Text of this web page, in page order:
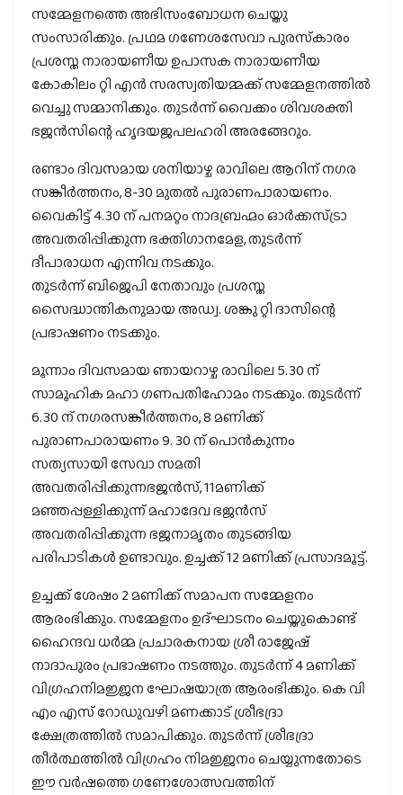
സമ്മേളനത്തെ അഭിസംബോധന ചെയ്തു
സംസാരിക്കും. പ്രഥമ ഗണേശസേവാ പുരസ്‌കാരം
പ്രശസ്ത നാരായണീയ ഉപാസക നാരായണീയ
കോകിലം റ്റി എൻ സരസ്വതിയമ്മക്ക് സമ്മേളനത്തിൽ
വെച്ചു സമ്മാനിക്കും. തുടർന്ന് വൈക്കം ശിവശക്തി
ഭജൻസിന്റെ ഹൃദയജപലഹരി അരങ്ങേറും.
രണ്ടാം ദിവസമായ ശനിയാഴ്ച രാവിലെ ആറിന് നഗര
സങ്കീർത്തനം, 8-30 മുതൽ പുരാണപാരായണം.
വൈകിട്ട് 4.30 ന് പനമറ്റം നാദബ്രഹ്മം ഓർക്കസ്ട്രാ
അവതരിപ്പിക്കുന്ന ഭക്തിഗാനമേള, തുടർന്ന്
ദീപാരാധന എന്നിവ നടക്കും.
തുടർന്ന് ബിജെപി നേതാവും പ്രശസ്ത
സൈദ്ധാന്തികനുമായ അഡ്വ. ശങ്കു റ്റി ദാസിന്റെ
പ്രഭാഷണം നടക്കും.
മൂന്നാം ദിവസമായ ഞായറാഴ്ച രാവിലെ 5.30 ന്
സാമൂഹിക മഹാ ഗണപതിഹോമം നടക്കും. തുടർന്ന്
6.30 ന് നഗരസങ്കീർത്തനം, 8 മണിക്ക്
പുരാണപാരായണം 9. 30 ന് പൊൻകുന്നം
സത്യസായി സേവാ സമതി
അവതരിപ്പിക്കുന്നഭജൻസ്, 11മണിക്ക്
മഞ്ഞപ്പള്ളിക്കുന്ന് മഹാദേവ ഭജൻസ്
അവതരിപ്പിക്കുന്ന ഭജനാമൃതം തുടങ്ങിയ
പരിപാടികൾ ഉണ്ടാവും. ഉച്ചക്ക് 12 മണിക്ക് പ്രസാദമൂട്ട്.
ഉച്ചക്ക് ശേഷം 2 മണിക്ക് സമാപന സമ്മേളനം
ആരംഭിക്കും. സമ്മേളനം ഉദ്ഘാടനം ചെയ്തുകൊണ്ട്
ഹൈന്ദവ ധർമ്മ പ്രചാരകനായ ശ്രീ രാജേഷ്
നാദാപുരം പ്രഭാഷണം നടത്തും. തുടർന്ന് 4 മണിക്ക്
വിഗ്രഹനിമജ്ജന ഘോഷയാത്ര ആരംഭിക്കും. കെ വി
എം എസ് റോഡുവഴി മണക്കാട് ശ്രീഭദ്രാ
ക്ഷേത്രത്തിൽ സമാപിക്കും. തുടർന്ന് ശ്രീഭദ്രാ
തീർത്ഥത്തിൽ വിഗ്രഹം നിമജ്ജനം ചെയ്യുന്നതോടെ
ഈ വർഷത്തെ ഗണേശോത്സവത്തിന്